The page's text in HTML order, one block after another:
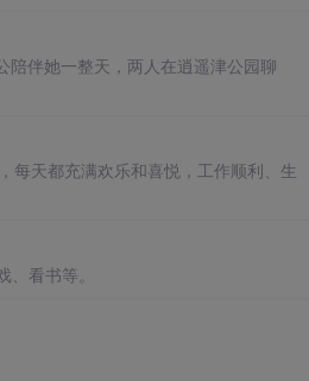
陪伴她一整天，两人在逍遥津公园聊
每天都充满欢乐和喜悦，工作顺利、生
看书等。